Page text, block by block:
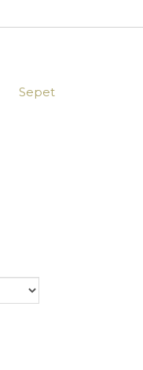
Sepet